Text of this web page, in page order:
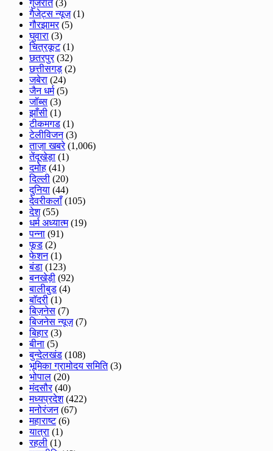
गुजरात(3)
गैजेट्स न्यूज़(1)
गौरझामर(5)
घुवारा (3)
चित्रकूट(1)
छतरपुर(32)
छत्तीसगड़ (2)
जबेरा (24)
जैन धर्म(5)
जॉब्स (3)
झाँसी (1)
टीकमगड (1)
टेलीविजन(3)
ताज़ा खबरे(1,006)
तेंदूखेड़ा (1)
दमोह (41)
दिल्ली (20)
दुनिया (44)
देवरीकलाँ(105)
देश(55)
धर्म अध्यात्म(19)
पन्ना (91)
फूड (2)
फेशन(1)
बंडा (123)
बनखेड़ी (92)
बालीबुड (4)
बाॅदरी (1)
बिज़नेस (7)
बिजनेस न्यूज़(7)
बिहार(3)
बीना (5)
बुन्देलखंड (108)
भूमिका ग्रामोदय समिति(3)
भोपाल (20)
मंदसौर(40)
मध्यप्रदेश(422)
मनोरंजन(67)
महाराष्ट(6)
यात्रा (1)
रहली (1)